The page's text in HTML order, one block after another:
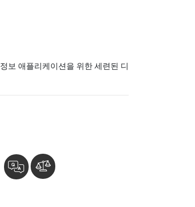
보 애플리케이션을 위한 세련된 디